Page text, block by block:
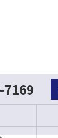
7169